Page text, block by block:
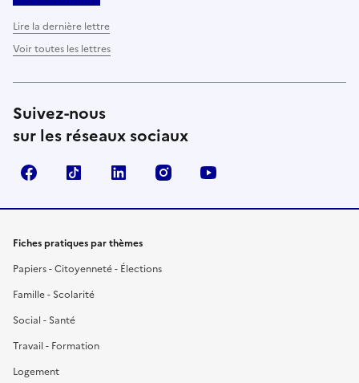
Lire la dernière lettre
Voir toutes les lettres
Suivez-nous
sur les réseaux sociaux
FacebookTikTok LinkedIn Instagram
Fiches pratiques par thèmes
Papiers - Citoyenneté - Élections
Famille - Scolarité
Social - Santé
Travail - Formation
Logement